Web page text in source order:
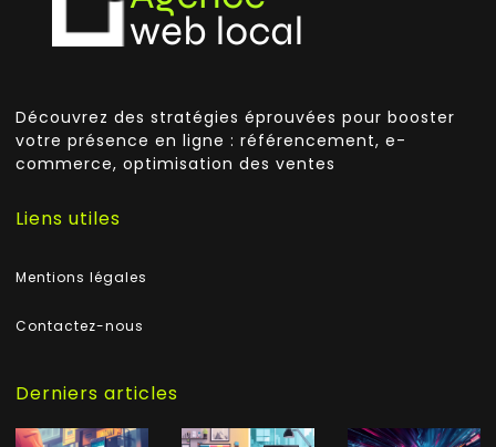
Découvrez des stratégies éprouvées pour booster
votre présence en ligne : référencement, e-
commerce, optimisation des ventes
Liens utiles
Mentions légales
Contactez-nous
Derniers articles